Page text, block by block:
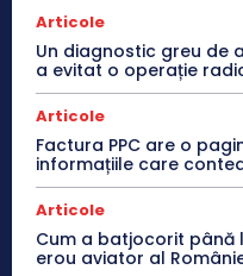
Articole
Un diagnostic greu de
a evitat o operație
Articole
Factura PPC are o
informațiile care
Articole
Cum a batjocorit
erou aviator al